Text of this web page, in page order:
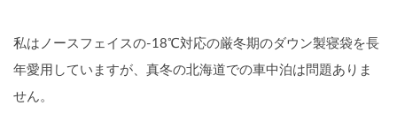
私は ノースフェイスの-18℃対応の厳冬期のダウン製寝袋を長
年愛用していますが、真冬の北海道での車中泊は問題ありま
せん。